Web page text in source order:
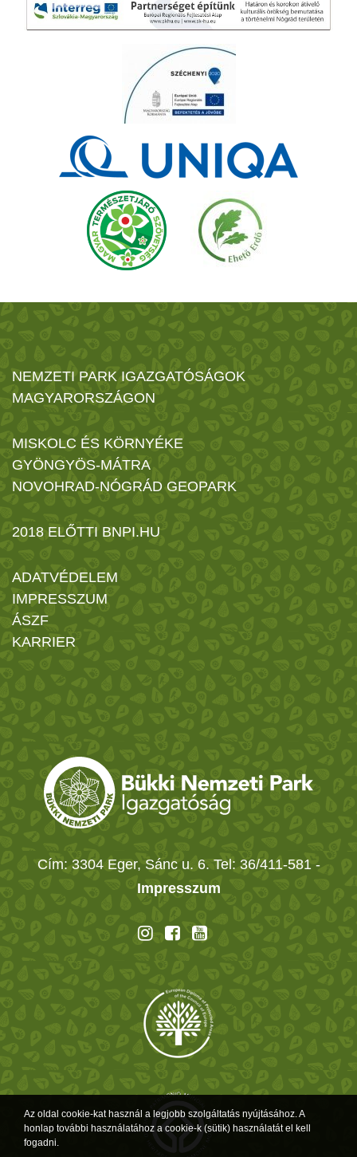
NEMZETI PARK IGAZGATÓSÁGOK
MAGYARORSZÁGON
MISKOLC ÉS KÖRNYÉKE
GYÖNGYÖS-MÁTRA
NOVOHRAD-NÓGRÁD GEOPARK
2018 ELŐTTI BNPI.HU
ADATVÉDELEM
IMPRESSZUM
ÁSZF
KARRIER
Cím: 3304 Eger, Sánc u. 6. Tel: 36/411-581 -
Impresszum
Az oldal cookie-kat használ a legjobb szolgáltatás nyújtásához. A
honlap további használatához a cookie-k (sütik) használatát el kell
fogadni.